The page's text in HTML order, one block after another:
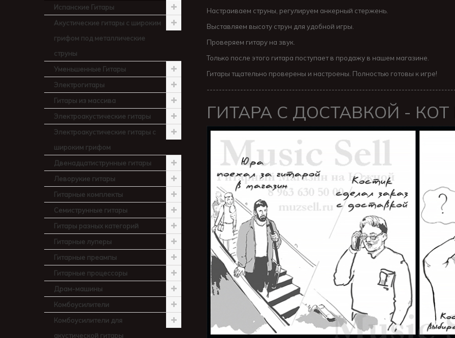
Испанские Гитары
Акустические гитары с широким
грифом под металлические
струны
Уменьшенные Гитары
Электрогитары
Гитары из массива
Электроакустические гитары
Электроакустические гитары с
широким грифом
Двенадцатиструнные гитары
Леворукие гитары
Гитарные комплекты
Семиструнные гитары
Гитары разных категорий
Гитарные луперы
Гитарные преампы
Гитарные процессоры
Драм-машины
Комбоусилители
Комбоусилители для
акустической гитары
Настраиваем струны, регулируем анкерный стержень.
Выставляем высоту струн для удобной игры.
Проверяем гитару на звук.
Только после этого гитара поступает в продажу в нашем магазине.
Гитары тщательно проверены и настроены. Полностью готовы к игре!
ГИТАРА С ДОСТАВКОЙ -